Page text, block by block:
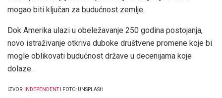
mogao biti ključan za budućnost zemlje.
Dok Amerika ulazi u obeležavanje 250 godina postojanja,
novo istraživanje otkriva duboke društvene promene koje bi
mogle oblikovati budućnost države u decenijama koje
dolaze.
IZVOR: INDEPENDENT I FOTO: UNSPLASH